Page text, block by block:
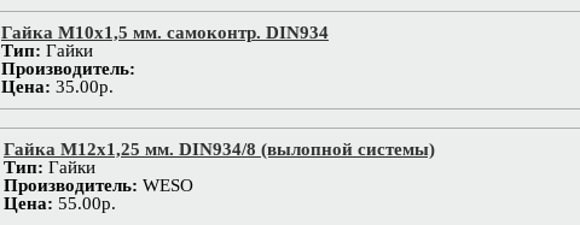
Гайка М10х1,5 мм. самоконтр. DIN934
Тип: Гайки
Производитель:
Цена: 35.00р.
Гайка М12х1,25 мм. DIN934/8 (вылопной системы)
Тип: Гайки
Производитель: WESO
Цена: 55.00р.